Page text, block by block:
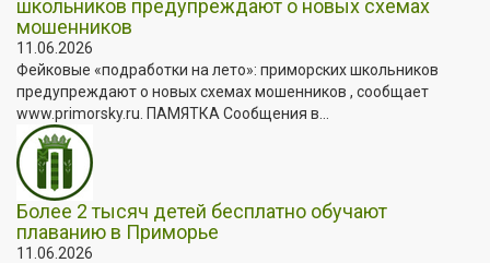
школьников предупреждают о новых схемах
мошенников
11.06.2026
Фейковые «подработки на лето»: приморских школьников
предупреждают о новых схемах мошенников , сообщает
www.primorsky.ru. ПАМЯТКА Сообщения в...
Более 2 тысяч детей бесплатно обучают
плаванию в Приморье
11.06.2026